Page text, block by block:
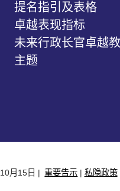
提名指引及表格
卓越表现指标
未来行政长官卓越
主题
月15日 重要告示 私隐政策